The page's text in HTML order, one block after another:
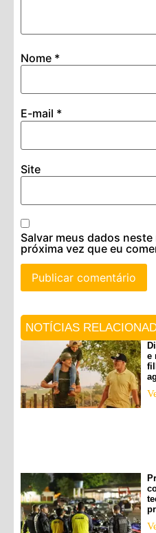
Nome *
E-mail *
Site
Salvar meus dados
próxima vez que eu
NOTÍCIAS
e